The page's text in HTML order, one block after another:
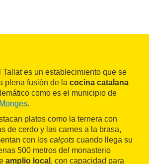
Tallat es un establecimiento que se
plena fusión de la cocina catalana
como es el municipio de
.
platos como la ternera con
de cerdo y las carnes a la brasa,
con los calçots cuando llega su
500 metros del monasterio
amplio local , con capacidad para